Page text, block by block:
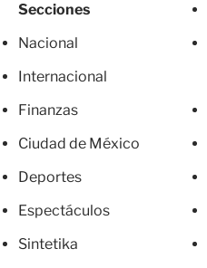
Secciones
Nacional
Internacional
Finanzas
Ciudad de México
Deportes
Espectáculos
Sintetika